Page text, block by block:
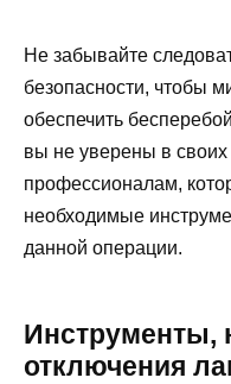
Не забывайте
безопасности, чтобы
обеспечить
вы не уверены в своих
профессионалам,
необходимые
данной операции.
Инструменты,
отключения